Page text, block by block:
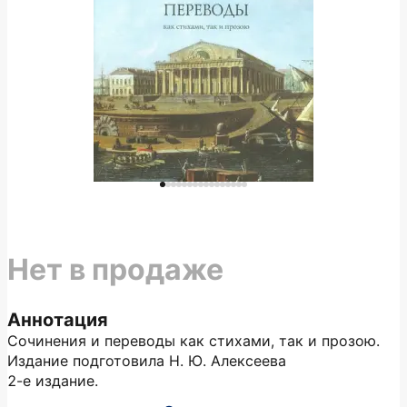
Аннотация
Сочинения и переводы как стихами, так и прозою.
Издание подготовила Н. Ю. Алексеева
2-е издание.
Нет в продаже